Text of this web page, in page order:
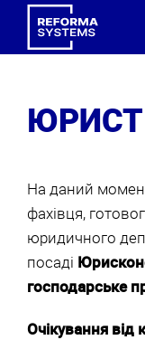
ЮРИСТ
На даний
фахівця,
юридичного
посаді
господарське
Очікування від